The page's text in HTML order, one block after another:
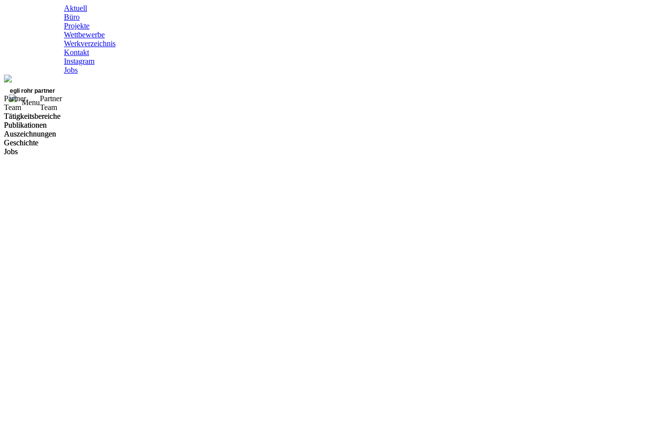
Aktuell
Büro
Projekte
Wettbewerbe
Werkverzeichnis
Kontakt
Instagram
Jobs
egli rohr partner
Menu
Partner
Team
Tätigkeitsbereiche
Publikationen
Auszeichnungen
Geschichte
Jobs
Partner
Team
Tätigkeitsbereiche
Publikationen
Auszeichnungen
Geschichte
Jobs